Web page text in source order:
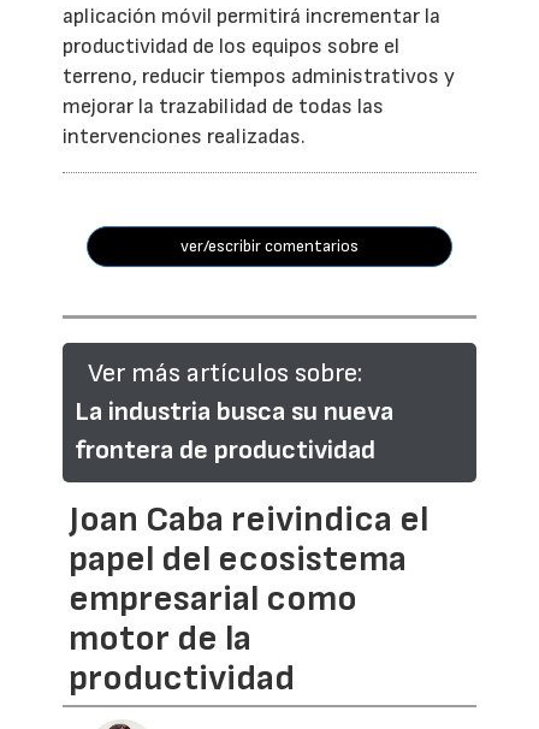
aplicación móvil permitirá incrementar la
productividad de los equipos sobre el
terreno, reducir tiempos administrativos y
mejorar la trazabilidad de todas las
intervenciones realizadas.
ver/escribir comentarios
Ver más artículos sobre:
La industria busca su nueva
frontera de productividad
Joan Caba reivindica el
papel del ecosistema
empresarial como
motor de la
productividad